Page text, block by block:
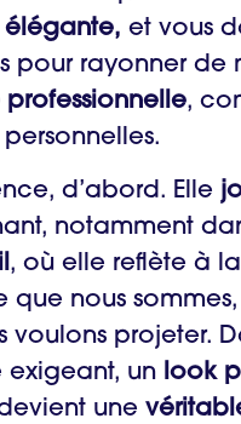
élégante, et vous
pour rayonner de
professionnelle,
d’abord. Elle
notamment
, où elle reflète à
que nous
voulons projeter.
exigeant, un look
une